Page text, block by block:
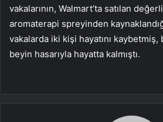
vakalarının, Walmart’ta satılan
aromaterapi spreyinden
vakalarda iki kişi hayatını kaybetmiş,
beyin hasarıyla hayatta kalmıştı.